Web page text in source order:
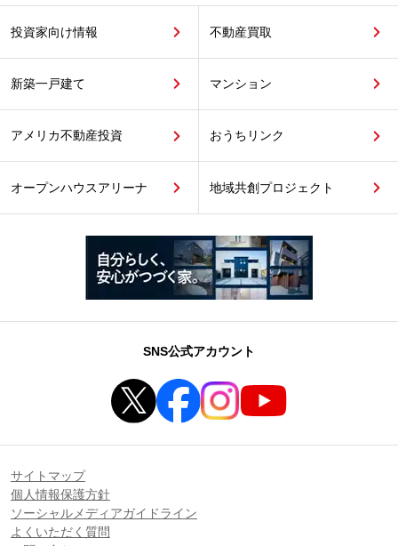
投資家向け情報 不動産買取
新築一戸建て マンション
アメリカ不動産投資 おうちリンク
オープンハウスアリーナ 地域共創プロジェクト
SNS公式アカウント
サイトマップ
個人情報保護方針
ソーシャルメディアガイドライン
よくいただく質問